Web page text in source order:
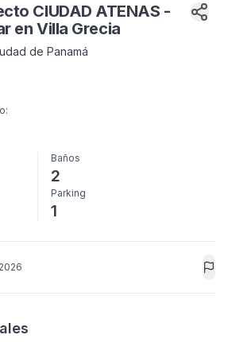
CIUDAD ATENAS -
en Villa Grecia
de Panamá
:
Baños
2
Parking
1